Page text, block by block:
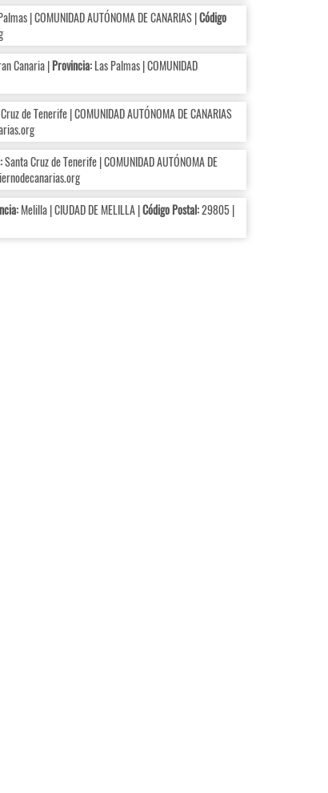
| COMUNIDAD AUTÓNOMA DE CANARIAS |Código
Canaria |Provincia:Las Palmas | COMUNIDAD
de Tenerife | COMUNIDAD AUTÓNOMA DE CANARIAS
Santa Cruz de Tenerife | COMUNIDAD AUTÓNOMA DE
Melilla | CIUDAD DE MELILLA |Código Postal:29805 |